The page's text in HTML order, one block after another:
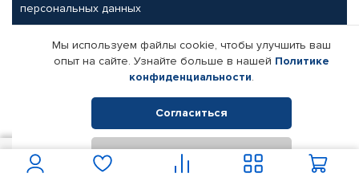
персональных данных
Партнерам
Корпоративным клиентам
Поставщикам
Реквизиты компании
© КАМАЗ ЦЕНТР ДОНЕЦК, 2015-2026. Все права защищены.
Интернет-магазин автомобильных товаров Автопрофи.
Мы используем файлы cookie, чтобы улучшить ваш
опыт на сайте. Узнайте больше в нашей Политике
конфиденциальности.
Согласиться
Отклонить
В корзину